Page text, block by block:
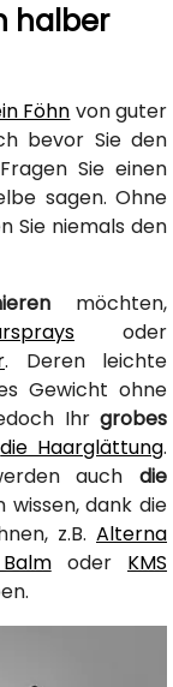
halber
Föhn von guter
bevor Sie den
Sie einen
sagen. Ohne
Sie niemals den
möchten,
oder
. Deren leichte
Gewicht ohne
Ihr grobes
die Haarglättung.
auch die
wissen, dank die
z.B. Alterna
oder KMS